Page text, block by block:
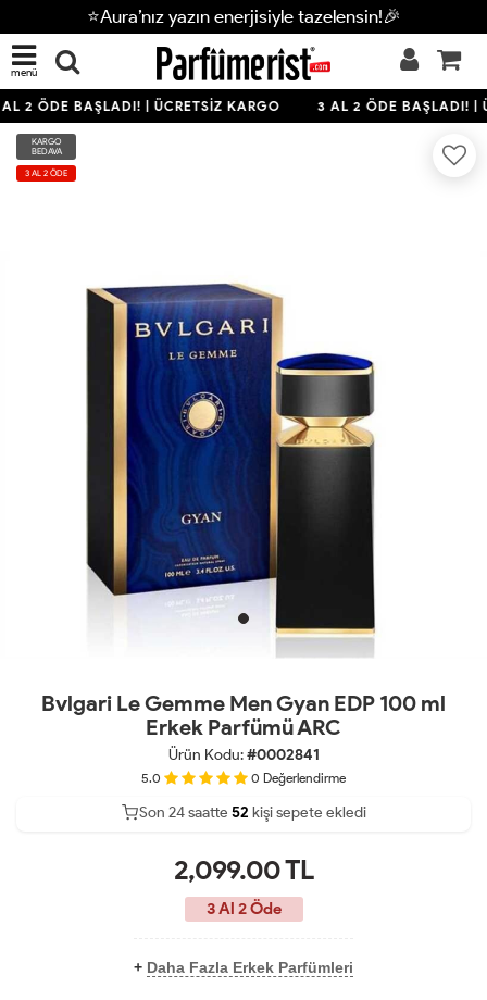
⭐Aura’nız yazın enerjisiyle tazelensin!🎉
menü
2 ÖDE BAŞLADI! | ÜCRETSİZ KARGO 3 AL 2 ÖDE BAŞLADI! |
KARGO
BEDAVA
3 AL 2 ÖDE
Bvlgari Le Gemme Men Gyan EDP 100 ml
Erkek Parfümü ARC
Ürün Kodu:#0002841
5.0 0 Değerlendirme
35
Son 24 saatte 52 kişi sepete ekledi
16
2,099.00TL
3 Al 2 Öde
+ Daha Fazla Erkek Parfümleri